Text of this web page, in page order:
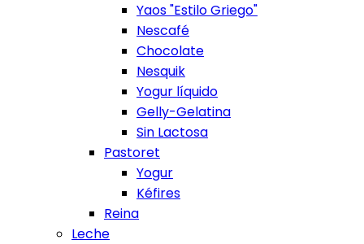
Yaos "Estilo Griego"
Nescafé
Chocolate
Nesquik
Yogur líquido
Gelly-Gelatina
Sin Lactosa
Pastoret
Yogur
Kéfires
Reina
Leche